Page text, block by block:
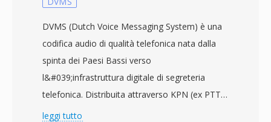
DVMS (Dutch Voice Messaging System) è una
codifica audio di qualità telefonica nata dalla
spinta dei Paesi Bassi verso
l&#039;infrastruttura digitale di segreteria
telefonica. Distribuita attraverso KPN (ex PTT
Telecom) a metà degli anni &#039;80, il
leggi tutto